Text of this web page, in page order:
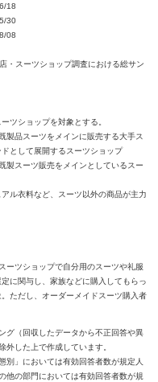
18
30
08
・スーツショップ調査における総サン
ツショップを対象とする。
製品スーツをメインに販売する大手ス
として展開するスーツショップ
製スーツ販売をメインとしているスー
ル衣料など、スーツ以外の商品が主力
ーツショップで自分用のスーツや礼服
に関与し、家族などに購入してもらっ
ただし、オーダーメイドスーツ購入者
グ（回収したデータから不正回答や異
した上で作成しています。
」においては有効回答者数が規定人
他の部門においては有効回答者数が規